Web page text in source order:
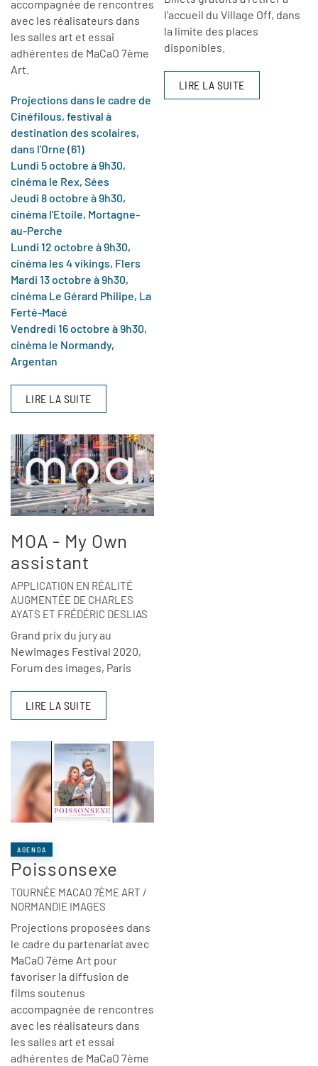
accompagnée de rencontres
avec les réalisateurs dans
les salles art et essai
adhérentes de MaCaO 7ème
Art.
Projections dans le cadre de
Cinéfilous, festival à
destination des scolaires,
dans l'Orne (61)
Lundi 5 octobre à 9h30,
cinéma le Rex, Sées
Jeudi 8 octobre à 9h30,
cinéma l'Etoile, Mortagne-
au-Perche
Lundi 12 octobre à 9h30,
cinéma les 4 vikings, Flers
Mardi 13 octobre à 9h30,
cinéma Le Gérard Philipe, La
Ferté-Macé
Vendredi 16 octobre à 9h30,
cinéma le Normandy,
Argentan
LIRE LA SUITE
MOA - My Own
assistant
APPLICATION EN RÉALITÉ
AUGMENTÉE DE CHARLES
AYATS ET FRÉDÉRIC DESLIAS
Grand prix du jury au
NewImages Festival 2020,
Forum des images, Paris
LIRE LA SUITE
AGENDA
Poissonsexe
TOURNÉE MACAO 7ÈME ART /
NORMANDIE IMAGES
Projections proposées dans
le cadre du partenariat avec
MaCaO 7ème Art pour
favoriser la diffusion de
films soutenus
accompagnée de rencontres
avec les réalisateurs dans
les salles art et essai
adhérentes de MaCaO 7ème
l'accueil du Village Off, dans
la limite des places
disponibles.
LIRE LA SUITE